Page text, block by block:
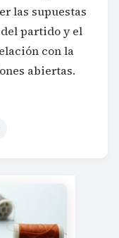
las supuestas
partido y el
con la
abiertas.